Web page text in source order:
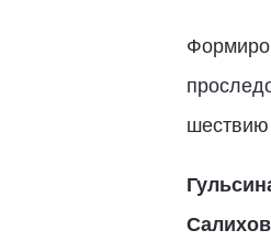
шествию